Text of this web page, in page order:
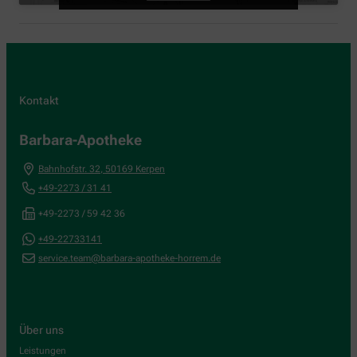
Kontakt
Barbara-Apotheke
Bahnhofstr. 32, 50169 Kerpen
+49-2273 / 31 41
+49-2273 / 59 42 36
+49-22733141
service.team@barbara-apotheke-horrem.de
Über uns
Leistungen